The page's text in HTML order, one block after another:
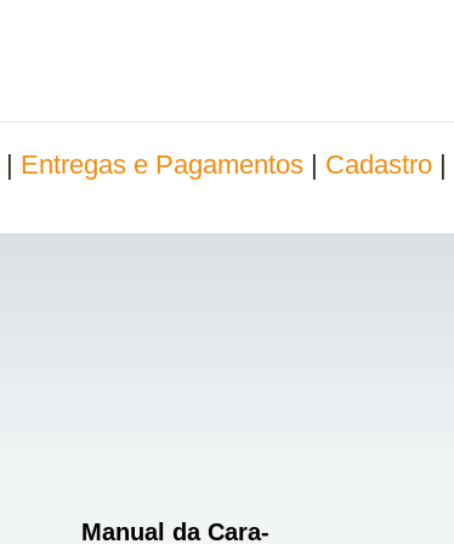
Entregas e Pagamentos Cadastro
Manual da Cara-